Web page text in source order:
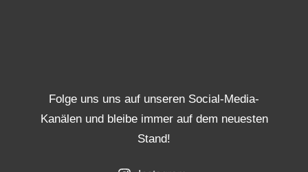
Folge uns uns auf unseren Social-Media-
Kanälen und bleibe immer auf dem neuesten
Stand!